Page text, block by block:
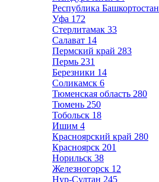
Республика Башкортостан
Уфа 172
Стерлитамак 33
Салават 14
Пермский край 283
Пермь 231
Березники 14
Соликамск 6
Тюменская область 280
Тюмень 250
Тобольск 18
Ишим 4
Красноярский край 280
Красноярск 201
Норильск 38
Железногорск 12
Нур-Султан 245